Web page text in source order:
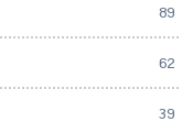
89
62
39